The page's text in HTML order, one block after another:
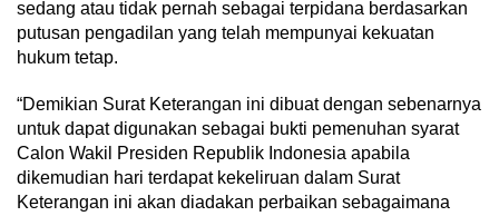
sedang atau tidak pernah sebagai terpidana berdasarkan
putusan pengadilan yang telah mempunyai kekuatan
hukum tetap.
“Demikian Surat Keterangan ini dibuat dengan sebenarnya
untuk dapat digunakan sebagai bukti pemenuhan syarat
Calon Wakil Presiden Republik Indonesia apabila
dikemudian hari terdapat kekeliruan dalam Surat
Keterangan ini akan diadakan perbaikan sebagaimana